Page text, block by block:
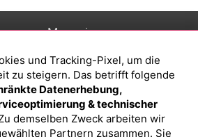
Magazin
Was sind sind ETFs?
Sparplan Vorteile
Was ist ein Fonds?
und Tracking-Pixel, um die
zu steigern. Das betrifft folgende
Datenerhebung,
& technischer
demselben Zweck arbeiten wir
Partnern zusammen. Sie